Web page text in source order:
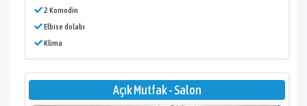
2 Komodin
Elbise dolabı
Klima
Açık Mutfak - Salon